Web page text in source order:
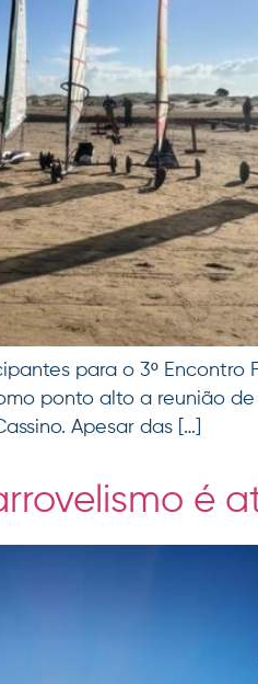
para o 3º Encontro
ponto alto a reunião
Apesar das […]
é